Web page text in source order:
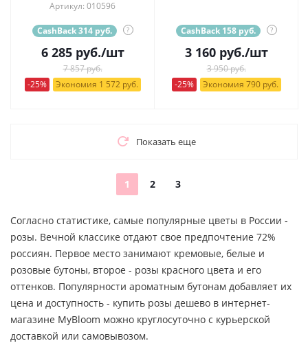
Артикул: 010596
CashBack 314 руб. ?
6 285руб./шт
7 857 руб.
-25%
Экономия 1 572 руб.
CashBack 158 руб. ?
3 160руб./шт
3 950 руб.
-25%
Экономия 790 руб.
Показать еще
1 2 3
Согласно статистике, самые популярные цветы в России -
розы. Вечной классике отдают свое предпочтение 72%
россиян. Первое место занимают кремовые, белые и
розовые бутоны, второе - розы красного цвета и его
оттенков. Популярности ароматным бутонам добавляет их
цена и доступность - купить розы дешево в интернет-
магазине MyBloom можно круглосуточно с курьерской
доставкой или самовывозом.